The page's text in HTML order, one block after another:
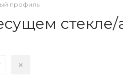
профиль